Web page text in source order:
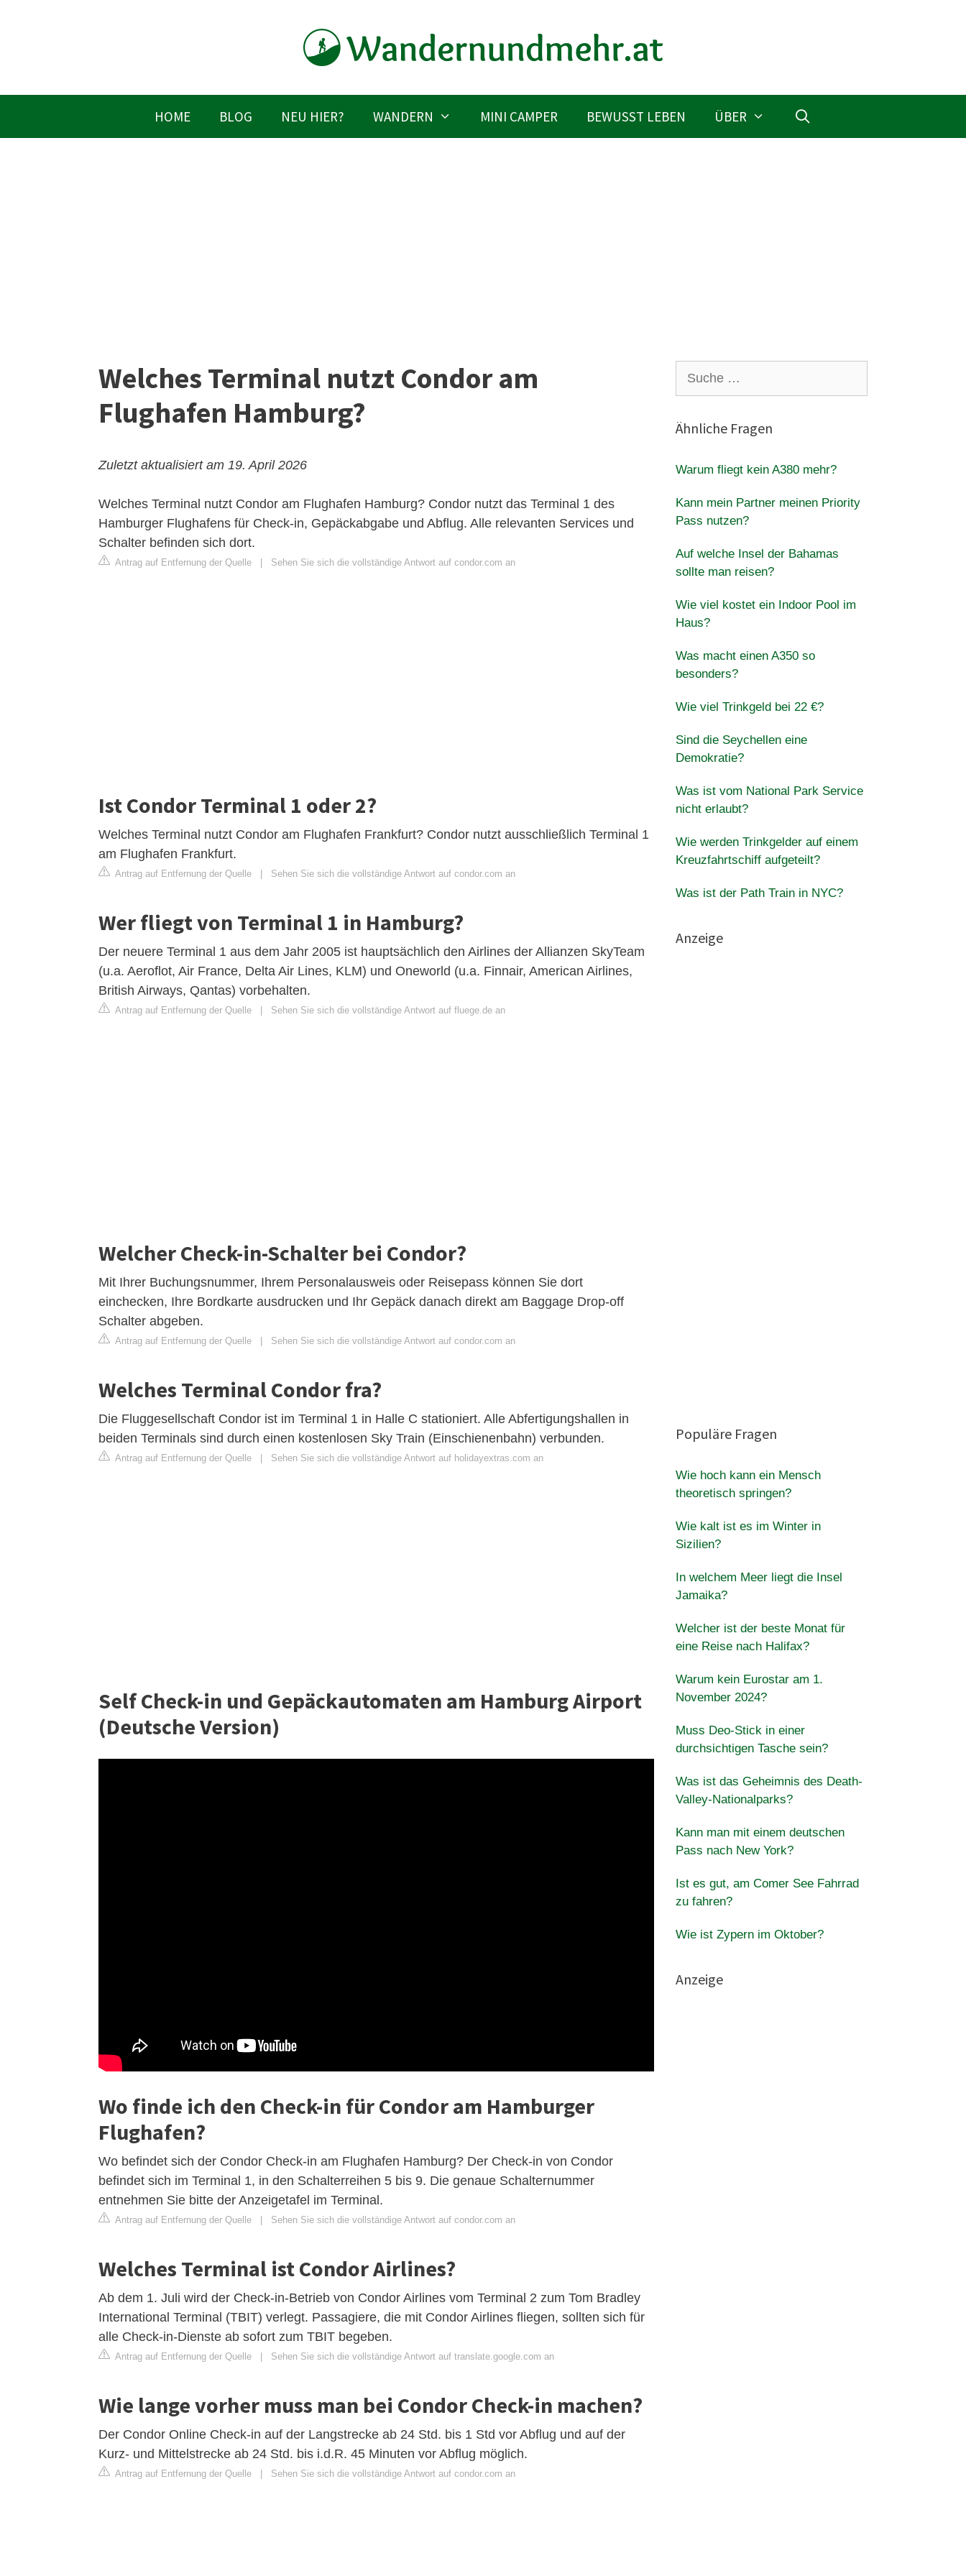
HOME BLOG NEU HIER? WANDERN MINI CAMPER BEWUSST LEBEN ÜBER
Welches Terminal nutzt Condor am
Flughafen Hamburg?
Zuletzt aktualisiert am 19. April 2026
Welches Terminal nutzt Condor am Flughafen Hamburg? Condor nutzt das Terminal 1 des
Hamburger Flughafens für Check-in, Gepäckabgabe und Abflug. Alle relevanten Services und
Schalter befinden sich dort.
Antrag auf Entfernung der Quelle Sehen Sie sich die vollständige Antwort auf condor.com an
Ist Condor Terminal 1 oder 2?
Welches Terminal nutzt Condor am Flughafen Frankfurt? Condor nutzt ausschließlich Terminal 1
am Flughafen Frankfurt.
Antrag auf Entfernung der Quelle Sehen Sie sich die vollständige Antwort auf condor.com an
Wer fliegt von Terminal 1 in Hamburg?
Der neuere Terminal 1 aus dem Jahr 2005 ist hauptsächlich den Airlines der Allianzen SkyTeam
(u.a. Aeroflot, Air France, Delta Air Lines, KLM) und Oneworld (u.a. Finnair, American Airlines,
British Airways, Qantas) vorbehalten.
Antrag auf Entfernung der Quelle Sehen Sie sich die vollständige Antwort auf fluege.de an
Welcher Check-in-Schalter bei Condor?
Mit Ihrer Buchungsnummer, Ihrem Personalausweis oder Reisepass können Sie dort
einchecken, Ihre Bordkarte ausdrucken und Ihr Gepäck danach direkt am Baggage Drop-off
Schalter abgeben.
Antrag auf Entfernung der Quelle Sehen Sie sich die vollständige Antwort auf condor.com an
Welches Terminal Condor fra?
Die Fluggesellschaft Condor ist im Terminal 1 in Halle C stationiert. Alle Abfertigungshallen in
beiden Terminals sind durch einen kostenlosen Sky Train (Einschienenbahn) verbunden.
Antrag auf Entfernung der Quelle Sehen Sie sich die vollständige Antwort auf holidayextras.com an
Self Check-in und Gepäckautomaten am Hamburg Airport
(Deutsche Version)
Wo finde ich den Check-in für Condor am Hamburger
Flughafen?
Wo befindet sich der Condor Check-in am Flughafen Hamburg? Der Check-in von Condor
befindet sich im Terminal 1, in den Schalterreihen 5 bis 9. Die genaue Schalternummer
entnehmen Sie bitte der Anzeigetafel im Terminal.
Antrag auf Entfernung der Quelle | Sehen Sie sich die vollständige Antwort auf condor.com an
Welches Terminal ist Condor Airlines?
Ab dem 1. Juli wird der Check-in-Betrieb von Condor Airlines vom Terminal 2 zum Tom Bradley
International Terminal (TBIT) verlegt. Passagiere, die mit Condor Airlines fliegen, sollten sich für
alle Check-in-Dienste ab sofort zum TBIT begeben.
Antrag auf Entfernung der Quelle | Sehen Sie sich die vollständige Antwort auf translate.google.com an
Wie lange vorher muss man bei Condor Check-in machen?
Der Condor Online Check-in auf der Langstrecke ab 24 Std. bis 1 Std vor Abflug und auf der
Kurz- und Mittelstrecke ab 24 Std. bis i.d.R. 45 Minuten vor Abflug möglich.
Antrag auf Entfernung der Quelle | Sehen Sie sich die vollständige Antwort auf condor.com an
nach:
Ähnliche Fragen
Warum fliegt kein A380 mehr?
Kann mein Partner meinen Priority
Pass nutzen?
Auf welche Insel der Bahamas
sollte man reisen?
Wie viel kostet ein Indoor Pool im
Haus?
Was macht einen A350 so
besonders?
Wie viel Trinkgeld bei 22 €?
Sind die Seychellen eine
Demokratie?
Was ist vom National Park Service
nicht erlaubt?
Wie werden Trinkgelder auf einem
Kreuzfahrtschiff aufgeteilt?
Was ist der Path Train in NYC?
Anzeige
Populäre Fragen
Wie hoch kann ein Mensch
theoretisch springen?
Wie kalt ist es im Winter in
Sizilien?
In welchem Meer liegt die Insel
Jamaika?
Welcher ist der beste Monat für
eine Reise nach Halifax?
Warum kein Eurostar am 1.
November 2024?
Muss Deo-Stick in einer
durchsichtigen Tasche sein?
Was ist das Geheimnis des Death-
Valley-Nationalparks?
Kann man mit einem deutschen
Pass nach New York?
Ist es gut, am Comer See Fahrrad
zu fahren?
Wie ist Zypern im Oktober?
Anzeige